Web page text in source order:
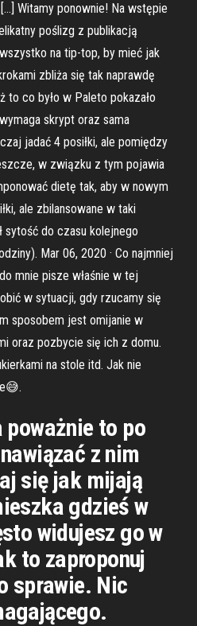
Witamy ponownie! Na wstępie
poślizg z publikacją
na tip-top, by mieć jak
zbliża się tak naprawdę
co było w Paleto pokazało
skrypt oraz sama
jadać 4 posiłki, ale pomiędzy
w związku z tym pojawia
dietę tak, aby w nowym
ale zbilansowane w taki
sytość do czasu kolejnego
Mar 06, 2020 · Co najmniej
mnie pisze właśnie w tej
w sytuacji, gdy rzucamy się
sposobem jest omijanie w
oraz pozbycie się ich z domu.
na stole itd. Jak nie
poważnie to po
z nim
się jak mijają
gdzieś w
widujesz go w
to zaproponuj
sprawie. Nic